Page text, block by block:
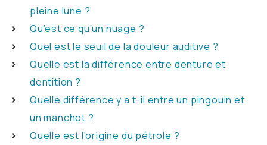
pleine lune ?
Qu’est ce qu’un nuage ?
Quel est le seuil de la douleur auditive ?
Quelle est la différence entre denture et
dentition ?
Quelle différence y a t-il entre un pingouin et
un manchot ?
Quelle est l’origine du pétrole ?